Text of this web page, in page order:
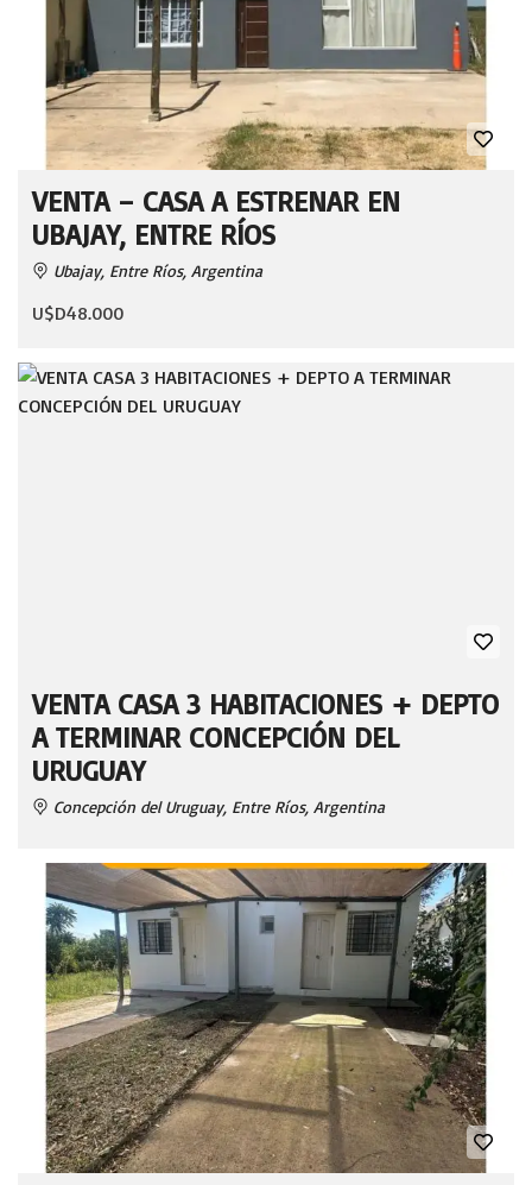
VENTA – CASA A ESTRENAR EN
UBAJAY, ENTRE RÍOS
Ubajay, Entre Ríos, Argentina
U$D48.000
VENTA CASA 3 HABITACIONES + DEPTO
A TERMINAR CONCEPCIÓN DEL
URUGUAY
Concepción del Uruguay, Entre Ríos, Argentina